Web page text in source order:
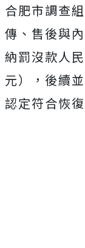
合肥市調查
傳、售後與
納罰沒款人
元），後續
認定符合恢